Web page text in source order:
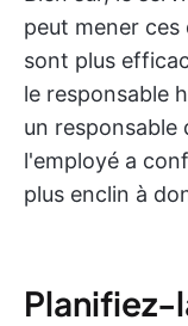
peut mener ces
sont plus
le responsable
un responsable
l'employé a
plus enclin à
Planifiez-